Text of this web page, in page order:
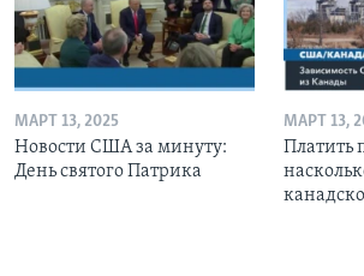
МАРТ 13, 2025
Новости США за минуту:
День святого Патрика
МАРТ 13,
Платить